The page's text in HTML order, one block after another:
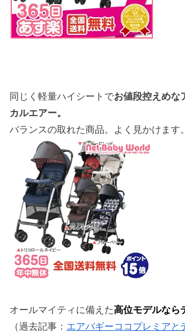
同じく軽量ハイシートでお値段控えめな
カルエアー。
バランスの取れた商品。よく見かけます。
オールマイティに備えた高位モデルなら
（過去記事： エアバギーココプレミアと